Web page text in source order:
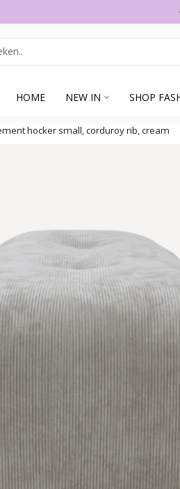
HOME NEW IN SHOP
hocker small, corduroy rib, cream